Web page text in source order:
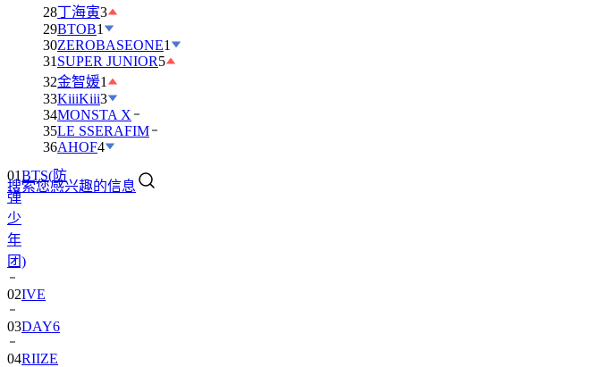
28丁海寅3
29BTOB1
30ZEROBASEONE1
31 SUPER JUNIOR5
32金智媛1
33KiiiKiii3
34MONSTA X
35LE SSERAFIM
36AHOF4
搜索您感兴趣的信息
BTS(防
少
年
团)
02IVE
03DAY6
04RIIZE
05NCT